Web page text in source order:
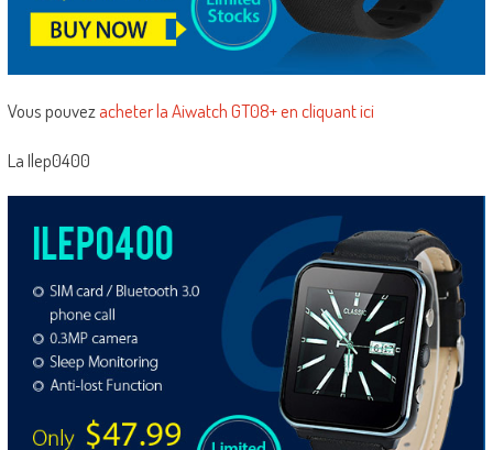
Vous pouvez acheter la Aiwatch GT08+ en cliquant ici
La Ilep0400